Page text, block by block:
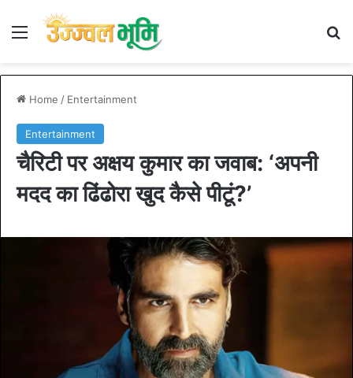
Menu
Home / Entertainment
Entertainment
चैरिटी पर अक्षय कुमार का जवाब: ‘अपनी
मदद का ढिंढोरा खुद कैसे पीटूं?’